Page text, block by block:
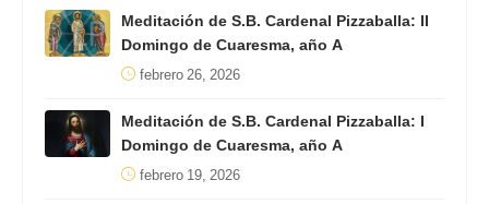
Meditación de S.B. Cardenal Pizzaballa: II
Domingo de Cuaresma, año A
febrero 26, 2026
Meditación de S.B. Cardenal Pizzaballa: I
Domingo de Cuaresma, año A
febrero 19, 2026